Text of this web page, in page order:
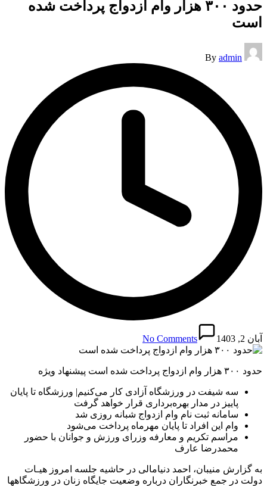
حدود ۳۰۰ هزار وام ازدواج پرداخت شده
است
Posted
by
By admin
آبان 2, 1403 No Comments
حدود ۳۰۰ هزار وام ازدواج پرداخت شده است پیشنهاد ویژه
سه شیفت در ورزشگاه آزادی کار می‌کنیم| ورزشگاه تا پایان
پاییز در مدار بهره‌برداری قرار خواهد گرفت
سامانه ثبت نام وام ازدواج شبانه روزی شد
وام این افراد تا پایان مهرماه پرداخت می‌شود
مراسم تکریم و معارفه وزرای ورزش و جوانان با حضور
محمدرضا عارف
به گزارش منیبان، احمد دنیامالی در حاشیه جلسه امروز هیـات
دولت در جمع خبرنگاران درباره وضعیت جایگاه زنان در ورزشگاهها